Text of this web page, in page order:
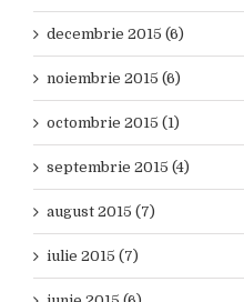
decembrie 2015 (6)
noiembrie 2015 (6)
octombrie 2015 (1)
septembrie 2015 (4)
august 2015 (7)
iulie 2015 (7)